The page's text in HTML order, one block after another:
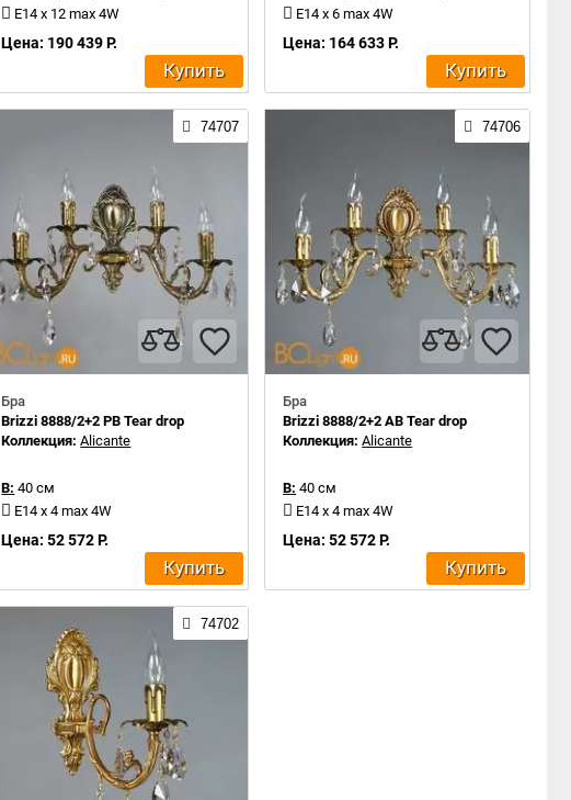
E14 x 12 max 4W
Цена: 190 439 Р.
Купить
E14 x 6 max 4W
Цена: 164 633 Р.
Купить
74707
Бра
Brizzi 8888/2+2 PB Tear drop
Коллекция:Alicante
В: 40 см
E14 x 4 max 4W
Цена: 52 572 Р.
Купить
74706
Бра
Brizzi 8888/2+2 AB Tear drop
Коллекция:Alicante
В: 40 см
E14 x 4 max 4W
Цена: 52 572 Р.
Купить
74702